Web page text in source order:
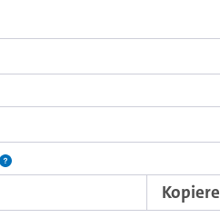
einzubetten.
mit dem Lecture2Go-Videoplayer
Startpunkt für Zitat2Go. Bitte in
Endpunkt für Zitat2Go. Bitte in
Nach der Auswahl eines Start- und